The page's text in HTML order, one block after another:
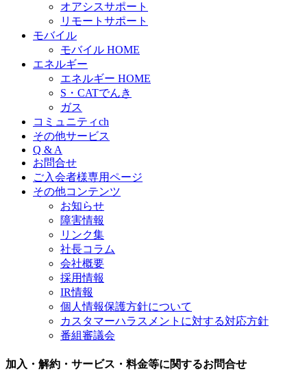
オアシスサポート
リモートサポート
モバイル
モバイル HOME
エネルギー
エネルギー HOME
S・CATでんき
ガス
コミュニティch
その他サービス
Q & A
お問合せ
ご入会者様専用ページ
その他コンテンツ
お知らせ
障害情報
リンク集
社長コラム
会社概要
採用情報
IR情報
個人情報保護方針について
カスタマーハラスメントに対する対応方針
番組審議会
加入・解約・サービス・料金等に関するお問合せ